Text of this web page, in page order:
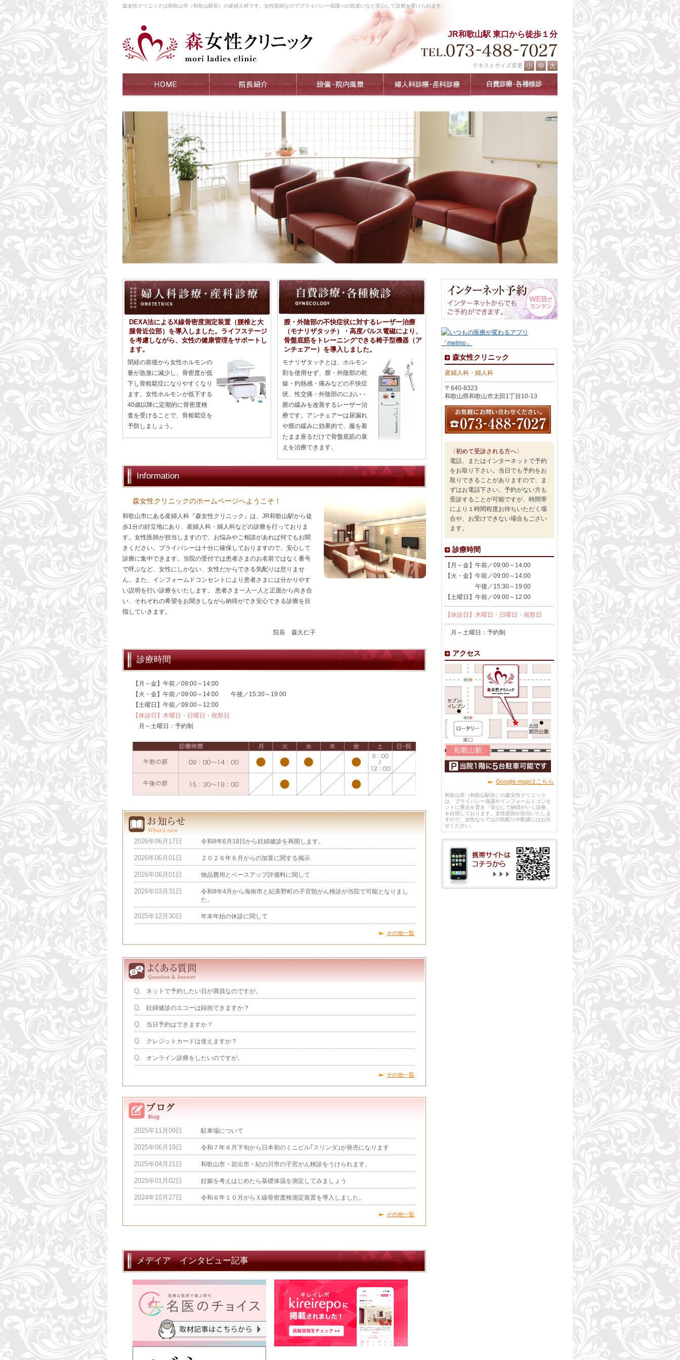
森女性クリニックは和歌山市（和歌山駅前）の産婦人科です。女性医師なのでプライバシー保護への気遣いなど安心して診察を受けられます。
JR和歌山駅 東口から徒歩１分
テキストサイズ変更
DEXA法によるX線骨密度測定装置（腰椎と大
腿骨近位部）を導入しました。ライフステージ
を考慮しながら、女性の健康管理をサポートし
ます。
閉経の前後から女性ホルモンの
量が急激に減少し、骨密度が低
下し骨粗鬆症になりやすくなり
ます。女性ホルモンが低下する
40歳以降に定期的に骨密度検
査を受けることで、骨粗鬆症を
予防しましょう。
膣・外陰部の不快症状に対するレーザー治療
（モナリザタッチ）・高度パルス電磁により、
骨盤底筋をトレーニングできる椅子型機器（ア
ンチェアー）を導入しました。
モナリザタッチとは、ホルモン
剤を使用せず、膣・外陰部の乾
燥・灼熱感・痛みなどの不快症
状、性交痛・外陰部のにおい・
膣の緩みを改善するレーザー治
療です。アンチェアーは尿漏れ
や膣の緩みに効果的で、服を着
たまま座るだけで骨盤底筋の衰
えを治療できます。
Information
森女性クリニックのホームページへようこそ！
和歌山市にある産婦人科『森女性クリニック』は、JR和歌山駅から徒
歩1分の好立地にあり、産婦人科・婦人科などの診療を行っておりま
す。女性医師が担当しますので、お悩みやご相談があれば何でもお聞
きください。プライバシーは十分に確保しておりますので、安心して
診療に集中できます。当院の受付では患者さまのお名前ではなく番号
で呼ぶなど、女性にしかない、女性だからできる気配りは怠りませ
ん。また、インフォームドコンセントにより患者さまには分かりやす
い説明を行い診療をいたします。 患者さま一人一人と正面から向き合
い、それぞれの希望をお聞きしながら納得ができ安心できる診療を目
指していきます。
院長 森久仁子
診療時間
【月～金】午前／09:00～14:00
【火・金】午前／09:00～14:00 午後／15:30～19:00
【土曜日】午前／09:00～12:00
【休診日】木曜日・日曜日・祝祭日
月～土曜日：予約制
2026年06月17日 令和8年6月18日から妊婦健診を再開します。
2026年06月01日 ２０２６年６月からの加算に関する掲示
2026年06月01日 物品費用とベースアップ評価料に関して
2026年03月31日
令和8年4月から海南市と紀美野町の子宮頸がん検診が当院で可能となりまし
た。
2025年12月30日 年末年始の休診に関して
その他一覧
Q. ネットで予約したい日が満員なのですが。
Q. 妊婦健診のエコーは録画できますか？
Q. 当日予約はできますか？
Q. クレジットカードは使えますか？
Q. オンライン診療をしたいのですが。
その他一覧
2025年11月09日 駐車場について
2025年06月19日 令和７年６月下旬から日本初のミニピル｢スリンダ｣が発売になります
2025年04月21日 和歌山市・岩出市・紀の川市の子宮がん検診をうけられます。
2025年01月02日 妊娠を考えはじめたら基礎体温を測定してみましょう
2024年10月27日 令和６年１０月からＸ線骨密度検測定装置を導入しました。
その他一覧
メデイア インタビュー記事
森女性クリニック
産婦人科・婦人科
〒640-8323
和歌山県和歌山市太田1丁目10-13
〈初めて受診される方へ〉
電話、またはインターネットで予約
をお取り下さい。当日でも予約をお
取りできることがありますので、ま
ずはお電話下さい。予約がない方も
受診することが可能ですが、時間帯
により１時間程度お待ちいただく場
合や、お受けできない場合もござい
ます。
診療時間
【月～金】午前／09:00～14:00
【火・金】午前／09:00～14:00
午後／15:30～19:00
【土曜日】午前／09:00～12:00
【休診日】木曜日・日曜日・祝祭日
月～土曜日：予約制
アクセス
Google mapはこちら
和歌山市（和歌山駅前）の森女性クリニック
は、プライバシー保護やインフォームドコンセ
ントに重点を置き「安心して納得がいく診療」
を目指しております。女性医師が担当いたしま
すので、女性ならではの気配りや配慮にはお任
せください。